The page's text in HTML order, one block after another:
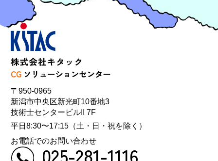
〒950-0965
新潟市中央区新光町10番地3
技術士センタービルII 7F
平日8:30〜17:15（土・日・祝を除く）
お電話でのお問い合わせ
025-281-1116